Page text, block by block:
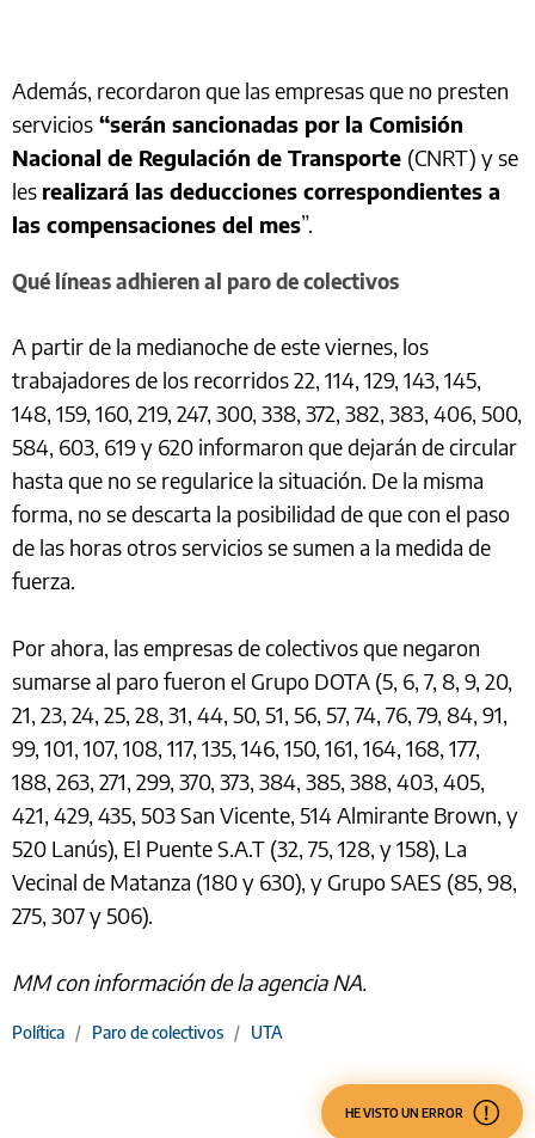
Además, recordaron que las empresas que no presten
servicios “serán sancionadas por la Comisión
Nacional de Regulación de Transporte (CNRT) y se
les realizará las deducciones correspondientes a
las compensaciones del mes”.
Qué líneas adhieren al paro de colectivos
A partir de la medianoche de este viernes, los
trabajadores de los recorridos 22, 114, 129, 143, 145,
148, 159, 160, 219, 247, 300, 338, 372, 382, 383, 406, 500,
584, 603, 619 y 620 informaron que dejarán de circular
hasta que no se regularice la situación. De la misma
forma, no se descarta la posibilidad de que con el paso
de las horas otros servicios se sumen a la medida de
fuerza.
Por ahora, las empresas de colectivos que negaron
sumarse al paro fueron el Grupo DOTA (5, 6, 7, 8, 9, 20,
21, 23, 24, 25, 28, 31, 44, 50, 51, 56, 57, 74, 76, 79, 84, 91,
99, 101, 107, 108, 117, 135, 146, 150, 161, 164, 168, 177,
188, 263, 271, 299, 370, 373, 384, 385, 388, 403, 405,
421, 429, 435, 503 San Vicente, 514 Almirante Brown, y
520 Lanús), El Puente S.A.T (32, 75, 128, y 158), La
Vecinal de Matanza (180 y 630), y Grupo SAES (85, 98,
275, 307 y 506).
MM con información de la agencia NA.
Política / Paro de colectivos / UTA
HE VISTO UN ERROR